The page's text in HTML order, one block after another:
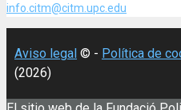
info.citm@citm.upc.edu
Aviso legal © - Política de
(2026)